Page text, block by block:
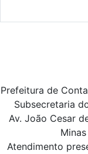
Prefeitura de
Subsecretaria
Av. João Cesar
Atendimento